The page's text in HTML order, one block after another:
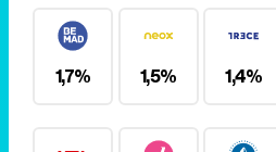
1,7% 1,5% 1,4%